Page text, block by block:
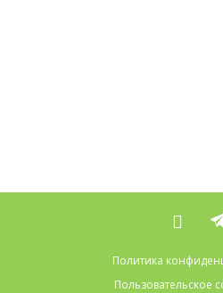
Политика
Пользовательское